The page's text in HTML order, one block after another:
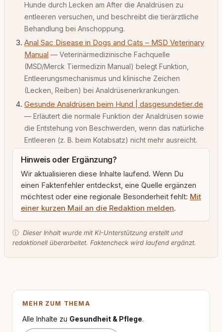
Hunde durch Lecken am After die Analdrüsen zu
entleeren versuchen, und beschreibt die tierärztliche
Behandlung bei Anschoppung.
Anal Sac Disease in Dogs and Cats – MSD Veterinary
Manual — Veterinärmedizinische Fachquelle
(MSD/Merck Tiermedizin Manual) belegt Funktion,
Entleerungsmechanismus und klinische Zeichen
(Lecken, Reiben) bei Analdrüsenerkrankungen.
Gesunde Analdrüsen beim Hund | dasgesundetier.de
— Erläutert die normale Funktion der Analdrüsen sowie
die Entstehung von Beschwerden, wenn das natürliche
Entleeren (z. B. beim Kotabsatz) nicht mehr ausreicht.
Hinweis oder Ergänzung?
Wir aktualisieren diese Inhalte laufend. Wenn Du
einen Faktenfehler entdeckst, eine Quelle ergänzen
möchtest oder eine regionale Besonderheit fehlt: Mit
einer kurzen Mail an die Redaktion melden.
ⓘ Dieser Inhalt wurde mit KI-Unterstützung erstellt und
redaktionell überarbeitet. Faktencheck wird laufend ergänzt.
MEHR ZUM THEMA
Alle Inhalte zu Gesundheit & Pflege.